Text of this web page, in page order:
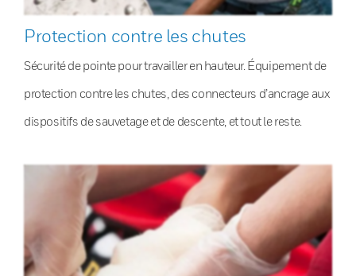
Protection contre les chutes
Sécurité de pointe pour travailler en hauteur. Équipement de
protection contre les chutes, des connecteurs d’ancrage aux
dispositifs de sauvetage et de descente, et tout le reste.